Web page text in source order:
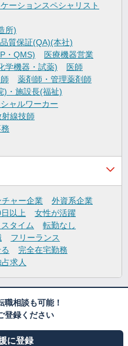
ーションスペシャリスト
所)
質保証(QA)(本社)
・QMS)
医療機器営業
学機器・試薬)
医師
薬剤師・管理薬剤師
)・施設長(福祉)
ャルワーカー
射線技師
チャー企業
外資系企業
以上
女性が活躍
タイム
転勤なし
フリーランス
完全在宅勤務
求人
職相談も可能！
登録ください
に登録